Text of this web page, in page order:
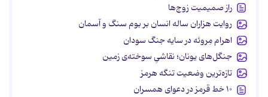
راز صمیمیت زوج‌ها
روایت هزاران ساله انسان بر بوم سنگ و آسمان
اهرام مِروئه در سایه جنگ سودان
جنگل‌های یونان؛ نقاشیِ سوخته‌ی زمین
تازه‌ترین وضعیت تنگه هرمز
۱۰ خط قرمز در دعوای همسران